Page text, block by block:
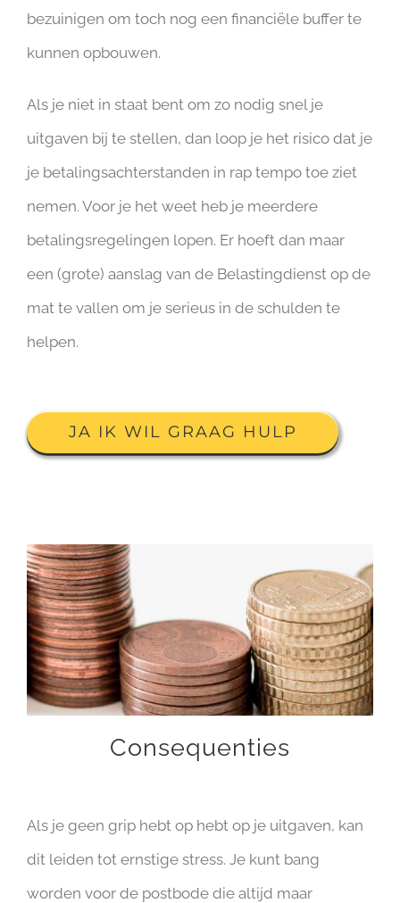
bezuinigen om toch nog een financiële buffer te
kunnen opbouwen.
Als je niet in staat bent om zo nodig snel je
uitgaven bij te stellen, dan loop je het risico dat je
je betalingsachterstanden in rap tempo toe ziet
nemen. Voor je het weet heb je meerdere
betalingsregelingen lopen. Er hoeft dan maar
een (grote) aanslag van de Belastingdienst op de
mat te vallen om je serieus in de schulden te
helpen.
JA IK WIL GRAAG HULP
Consequenties
Als je geen grip hebt op hebt op je uitgaven, kan
dit leiden tot ernstige stress. Je kunt bang
worden voor de postbode die altijd maar